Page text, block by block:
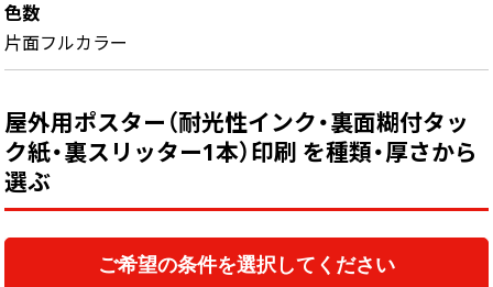
色数
片面フルカラー
屋外用ポスター（耐光性インク・裏面糊付タッ
ク紙・裏スリッター1本）印刷 を種類・厚さから
選ぶ
ご希望の条件を選択してください